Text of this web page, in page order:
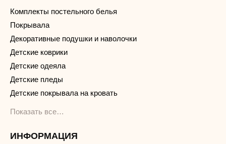
Комплекты постельного белья
Покрывала
Декоративные подушки и наволочки
Детские коврики
Детские одеяла
Детские пледы
Детские покрывала на кровать
Показать все…
ИНФОРМАЦИЯ